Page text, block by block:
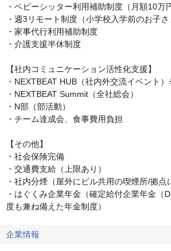
・ベビーシッター利用補助制度（月額10万
・週3リモート制度（小学校入学前のお子さ
・家事代行利用補助制度
・介護支援半休制度
【社内コミュニケーション活性化支援】
・NEXTBEAT HUB（社内外交流イベント
・NEXTBEAT Summit（全社総会）
・N部（部活動）
・チーム達成会、食事費用負担
【その他】
・社会保険完備
・交通費支給（上限あり）
・社内分煙（屋外にビル共用の喫煙所/拠点
・はぐくみ企業年金（確定給付企業年金（
度も兼ね備えた年金制度）
企業情報